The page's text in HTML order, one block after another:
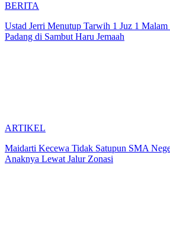
BERITA
Ustad Jerri Menutup Tarwih 1 Juz 1
Padang di Sambut Haru Jemaah
ARTIKEL
Maidarti Kecewa Tidak Satupun SMA
Anaknya Lewat Jalur Zonasi